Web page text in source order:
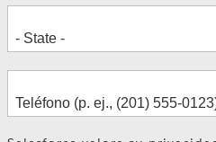
Tableau Next y
inteligente de